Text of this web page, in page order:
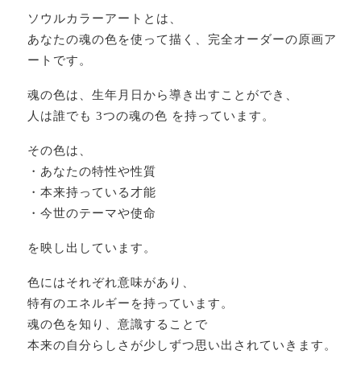
ソウルカラーアートとは、
あなたの魂の色を使って描く、完全オーダーの原画ア
ートです。
魂の色は、生年月日から導き出すことができ、
人は誰でも 3つの魂の色 を持っています。
その色は、
・あなたの特性や性質
・本来持っている才能
・今世のテーマや使命
を映し出しています。
色にはそれぞれ意味があり、
特有のエネルギーを持っています。
魂の色を知り、意識することで
本来の自分らしさが少しずつ思い出されていきます。